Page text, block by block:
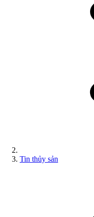
Tin thủy sản